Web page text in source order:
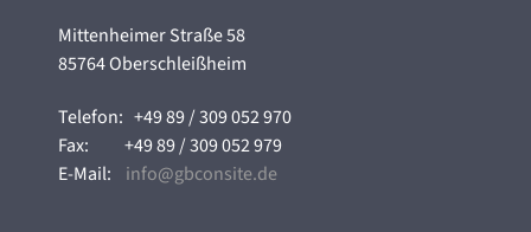
Mittenheimer Straße 58
85764 Oberschleißheim
Telefon:+49 89 / 309 052 970
Fax:+49 89 / 309 052 979
E-Mail: info@gbconsite.de